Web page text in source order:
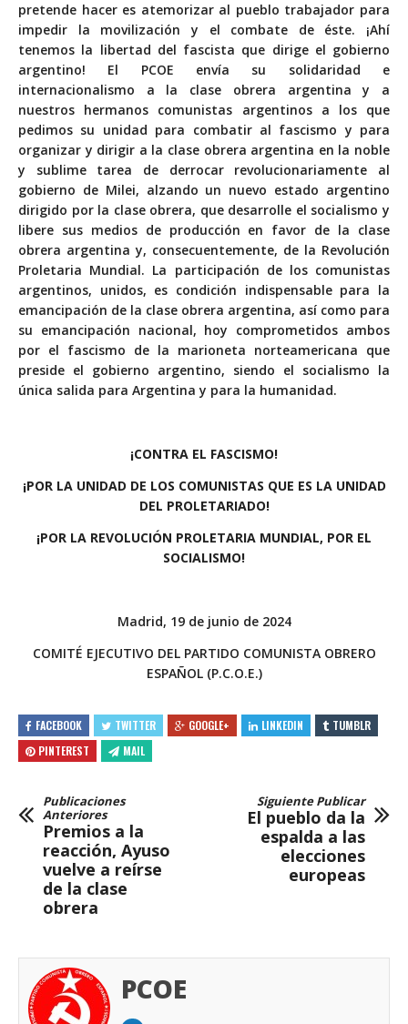
pretende hacer es atemorizar al pueblo trabajador para
impedir la movilización y el combate de éste. ¡Ahí
tenemos la libertad del fascista que dirige el gobierno
argentino! El PCOE envía su solidaridad e
internacionalismo a la clase obrera argentina y a
nuestros hermanos comunistas argentinos a los que
pedimos su unidad para combatir al fascismo y para
organizar y dirigir a la clase obrera argentina en la noble
y sublime tarea de derrocar revolucionariamente al
gobierno de Milei, alzando un nuevo estado argentino
dirigido por la clase obrera, que desarrolle el socialismo y
libere sus medios de producción en favor de la clase
obrera argentina y, consecuentemente, de la Revolución
Proletaria Mundial. La participación de los comunistas
argentinos, unidos, es condición indispensable para la
emancipación de la clase obrera argentina, así como para
su emancipación nacional, hoy comprometidos ambos
por el fascismo de la marioneta norteamericana que
preside el gobierno argentino, siendo el socialismo la
única salida para Argentina y para la humanidad.
¡CONTRA EL FASCISMO!
¡POR LA UNIDAD DE LOS COMUNISTAS QUE ES LA UNIDAD
DEL PROLETARIADO!
¡POR LA REVOLUCIÓN PROLETARIA MUNDIAL, POR EL
SOCIALISMO!
Madrid, 19 de junio de 2024
COMITÉ EJECUTIVO DEL PARTIDO COMUNISTA OBRERO
ESPAÑOL (P.C.O.E.)
FACEBOOK TWITTER GOOGLE+ LINKEDIN
TUMBLR
PINTEREST
MAIL
Publicaciones
Anteriores
Premios a la
reacción, Ayuso
vuelve a reírse
de la clase
obrera
Siguiente Publicar
El pueblo da la
espalda a las
elecciones
europeas
PCOE